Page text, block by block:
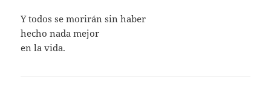
Y todos se morirán sin haber
hecho nada mejor
en la vida.